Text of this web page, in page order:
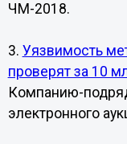
ЧМ-2018.
3. Уязвимость
проверят за 10
Компанию-
электронного